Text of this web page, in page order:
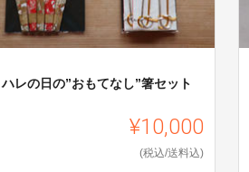
ハレの日の”おもてなし”箸セット
¥10,000
(税込/送料込)